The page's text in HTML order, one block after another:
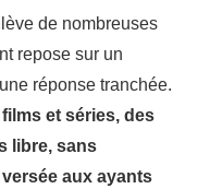
de nombreuses
repose sur un
réponse tranchée.
et séries, des
libre, sans
aux ayants